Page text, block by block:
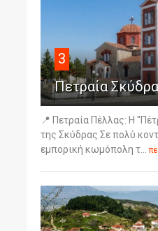
3
Πετραία
📍 Πετραία Πέλλας: Η
της Σκύδρας Σε πολύ
εμπορική κωμόπολη τ...